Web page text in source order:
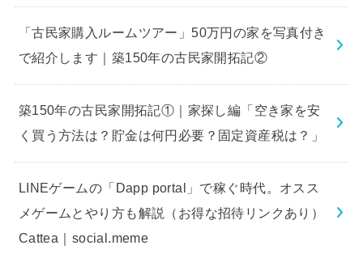
「古民家購入ルームツアー」50万円の家を写真付き
で紹介します｜築150年の古民家開拓記②
築150年の古民家開拓記①｜家探し編「空き家を安
く買う方法は？貯金は何円必要？固定資産税は？」
LINEゲームの「Dapp portal」で稼ぐ時代。オスス
メゲームとやり方も解説（お得な招待リンクあり）
Cattea｜social.meme